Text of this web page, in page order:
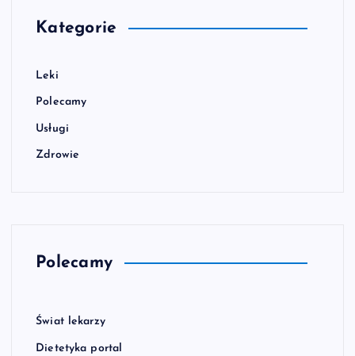
Kategorie
Leki
Polecamy
Usługi
Zdrowie
Polecamy
Świat lekarzy
Dietetyka portal